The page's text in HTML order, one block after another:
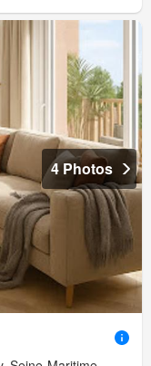
4 Photos